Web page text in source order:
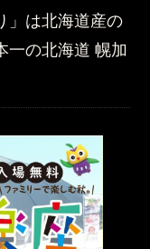
」は北海道産の
一の北海道 幌加